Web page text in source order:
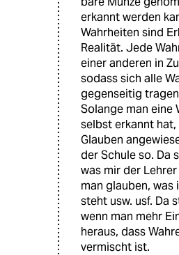
erkannt werden
Wahrheiten sind
Realität. Jede
einer anderen in
sodass sich alle
gegenseitig
Solange man eine
selbst erkannt
Glauben
der Schule so. Da
was mir der
man glauben, was
steht usw. usf. Da
wenn man mehr
heraus, dass
vermischt ist.